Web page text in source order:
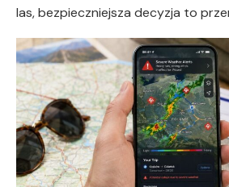
las, bezpieczniejsza decyzja to